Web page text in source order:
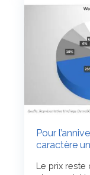
Pour
caractère
Le prix reste